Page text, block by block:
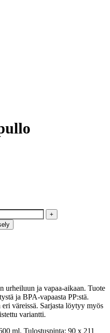
urheiluun ja vapaa-aikaan. Tuote
ja BPA-vapaasta PP:stä.
väreissä. Sarjasta löytyy myös
variantti.
ml. Tulostuspinta: 90 x 211